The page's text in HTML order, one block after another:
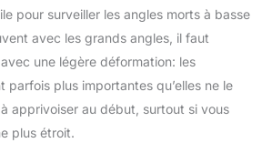
boucle. Après avoir
pouvez utiliser la
fonction
d'enregistrement en
boucle et de lecture
charge jusqu'à 512 Go
pour surveiller les angles morts à basse
avec les grands angles, il faut
une légère déformation: les
parfois plus importantes qu’elles ne le
apprivoiser au début, surtout si vous
plus étroit.